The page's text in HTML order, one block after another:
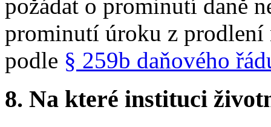
požádat o prominutí daně
prominutí úroku z prodlení
podle § 259b daňového
8. Na které instituci